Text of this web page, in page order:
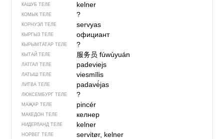
КАШУБ ТЕЛЕ kelner
КОМЫК ТЕЛЕ ?
КОРНУЭЛ ТЕЛЕ servyas
КЫРГЫЗ ТЕЛЕ официант
КЫРЫМТАТАР ТЕЛЕ ?
КЫТАЙ ТЕЛЕ 服务员fúwùyuán
ЛАТГАЛ ТЕЛЕ padeviejs
ЛАТЫШ ТЕЛЕ viesmīlis
ЛИТВА ТЕЛЕ padavė́jas
ЛЮКСЕМБУРГ ТЕЛЕ ?
МАҖАР ТЕЛЕ pincér
МАКЕДОН ТЕЛЕ келнер
НИДЕРЛАНД ТЕЛЕ kelner
НОРВЕГ ТЕЛЕ servitør, kelner